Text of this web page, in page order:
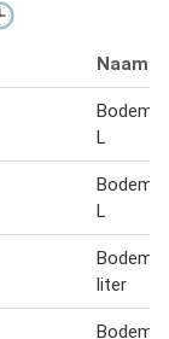
Naam
L
L
liter